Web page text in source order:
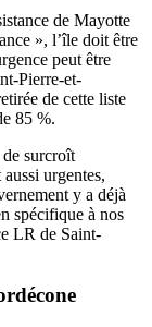
de Mayotte
», l’île doit être
peut être
Pierre-et-
de cette liste
85 %.
de surcroît
urgentes,
y a déjà
spécifique à nos
LR de Saint-